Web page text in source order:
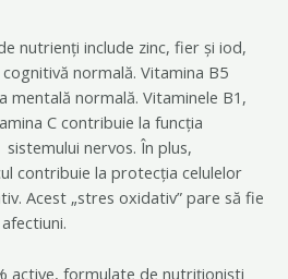
nutrienți include zinc, fier și iod,
normală. Vitamina B5
normală. Vitaminele B1,
C contribuie la funcția
nervos. În plus,
contribuie la protecția celulelor
Acest „stres oxidativ” pare să fie
active, formulate de nutriționiști